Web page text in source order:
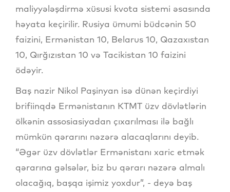
maliyyələşdirmə xüsusi kvota sistemi əsasında
həyata keçirilir. Rusiya ümumi büdcənin 50
faizini, Ermənistan 10, Belarus 10, Qazaxıstan
10, Qırğızıstan 10 və Tacikistan 10 faizini
ödəyir.
Baş nazir Nikol Paşinyan isə dünən keçirdiyi
brifiinqdə Ermənistanın KTMT üzv dövlətlərin
ölkənin assosiasiyadan çıxarılması ilə bağlı
mümkün qərarını nəzərə alacaqlarını deyib.
“Əgər üzv dövlətlər Ermənistanı xaric etmək
qərarına gəlsələr, biz bu qərarı nəzərə almalı
olacağıq, başqa işimiz yoxdur”, - deyə baş